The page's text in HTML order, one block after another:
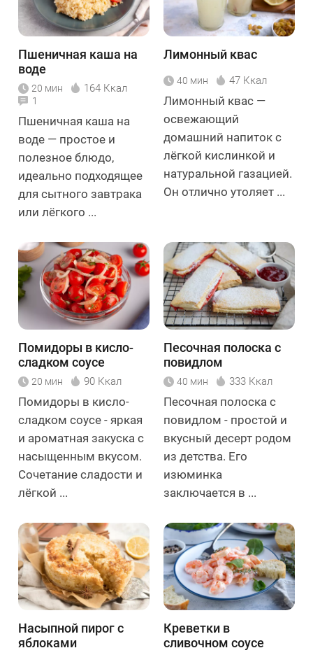
Пшеничная каша на
воде
20 мин 164 Ккал
1
Пшеничная каша на
воде — простое и
полезное блюдо,
идеально подходящее
для сытного завтрака
или лёгкого ...
Лимонный квас
40 мин 47 Ккал
Лимонный квас —
освежающий
домашний напиток с
лёгкой кислинкой и
натуральной газацией.
Он отлично утоляет ...
Помидоры в кисло-
сладком соусе
20 мин 90 Ккал
Помидоры в кисло-
сладком соусе - яркая
и ароматная закуска с
насыщенным вкусом.
Сочетание сладости и
лёгкой ...
Песочная полоска с
повидлом
40 мин 333 Ккал
Песочная полоска с
повидлом - простой и
вкусный десерт родом
из детства. Его
изюминка
заключается в ...
Насыпной пирог с
яблоками
Креветки в
сливочном соусе